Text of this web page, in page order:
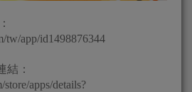
tw/app/id1498876344
結：
apps/details?